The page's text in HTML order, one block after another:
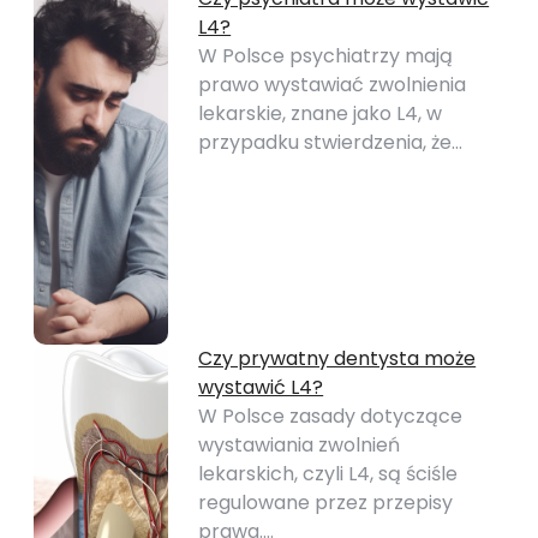
L4?
W Polsce psychiatrzy mają
prawo wystawiać zwolnienia
lekarskie, znane jako L4, w
przypadku stwierdzenia, że…
Czy prywatny dentysta może
wystawić L4?
W Polsce zasady dotyczące
wystawiania zwolnień
lekarskich, czyli L4, są ściśle
regulowane przez przepisy
prawa.…